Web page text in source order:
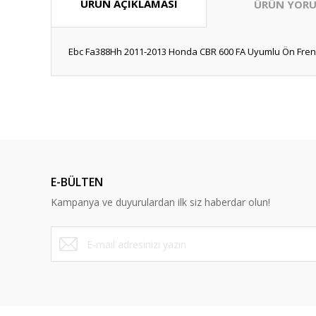
ÜRÜN AÇIKLAMASI ÜRÜN
Ebc Fa388Hh 2011-2013 Honda CBR 600 FA Uyumlu Ön
Ürün bilgilerinde hatalar bulunuyor.
Ürün fiyatı diğer sitelerden daha pahalı.
Bu ürüne benzer farklı alternatifler olmalı.
E-BÜLTEN
Kampanya ve duyurulardan ilk siz haberdar olun!